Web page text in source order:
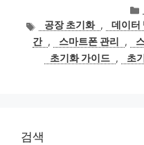
태
그
공장 초기화 , 데이터
간 , 스마트폰 관리 ,
초기화 가이드 , 초
검색